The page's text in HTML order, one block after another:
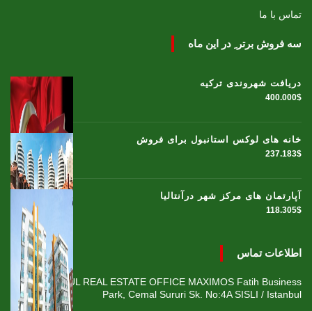
تماس با ما
سه فروش برتر ِ در این ماه
دریافت شهروندی ترکیه
400.000$
خانه های لوکس استانبول برای فروش
237.183$
آپارتمان های مرکز شهر درآنتالیا
118.305$
اطلاعات تماس
ISTANBUL REAL ESTATE OFFICE MAXIMOS Fatih Business
Park, Cemal Sururi Sk. No:4A SISLI / Istanbul